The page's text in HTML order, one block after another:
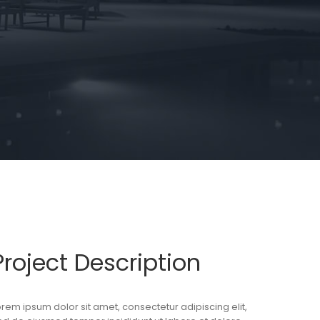
Description
ipsum dolor sit amet, consectetur adipiscing elit,